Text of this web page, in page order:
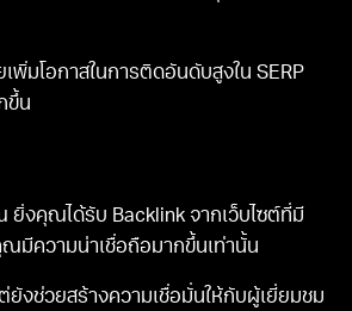
มโอกาสในการติดอันดับสูงใน SERP
ขึ้น
ยิ่งคุณได้รับ Backlink จากเว็บไซต์ที่มี
มีความน่าเชื่อถือมากขึ้นเท่านั้น
ยังช่วยสร้างความเชื่อมั่นให้กับผู้เยี่ยมชม